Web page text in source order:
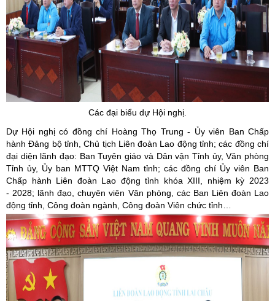
Các đại biểu dự Hội nghị.
Dự Hội nghị có đồng chí Hoàng Thọ Trung - Ủy viên Ban Chấp
hành Đảng bộ tỉnh, Chủ tịch Liên đoàn Lao động tỉnh; các đồng chí
đại diện lãnh đạo: Ban Tuyên giáo và Dân vận Tỉnh ủy, Văn phòng
Tỉnh ủy, Ủy ban MTTQ Việt Nam tỉnh; các đồng chí Ủy viên Ban
Chấp hành Liên đoàn Lao động tỉnh khóa XIII, nhiệm kỳ 2023
- 2028; lãnh đạo, chuyên viên Văn phòng, các Ban Liên đoàn Lao
động tỉnh, Công đoàn ngành, Công đoàn Viên chức tỉnh…